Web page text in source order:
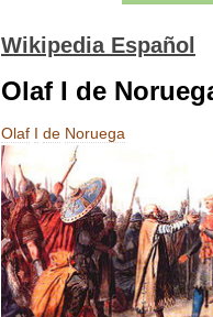
Wikipedia Español
Olaf I de
Olaf I de Noruega